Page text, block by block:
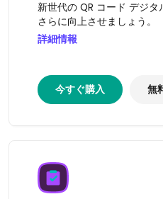
新世代の QR コード デジ
さらに向上させましょう。
詳細情報
今すぐ購入 無